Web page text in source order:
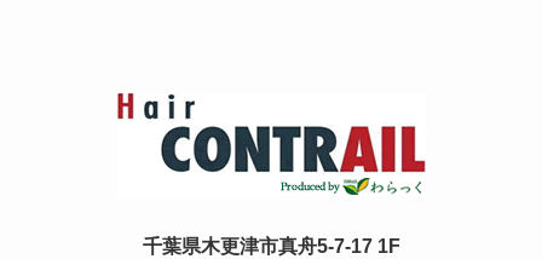
千葉県木更津市真舟5-7-17 1F